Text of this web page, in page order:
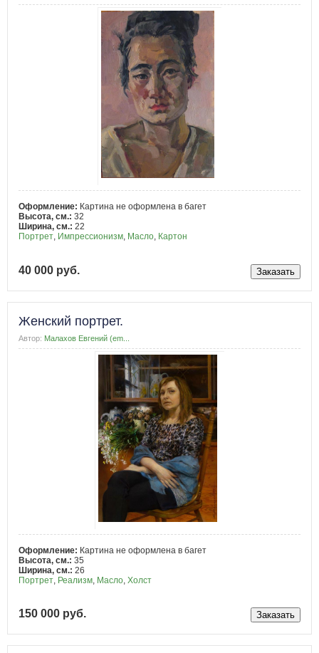
Оформление: Картина не оформлена в багет
Высота, см.: 32
Ширина, см.: 22
Портрет, Импрессионизм, Масло, Картон
40 000 руб.
Женский портрет.
Автор: Малахов Евгений (em...
Оформление: Картина не оформлена в багет
Высота, см.: 35
Ширина, см.: 26
Портрет Реализм Масло Холст
150 000 руб.